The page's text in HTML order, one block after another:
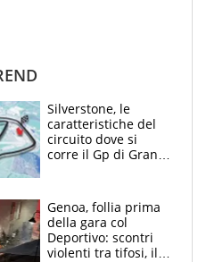
Silverstone, le
caratteristiche del
circuito dove si
corre il Gp di Gran
Genoa, follia prima
della gara col
Deportivo: scontri
violenti tra tifosi, il